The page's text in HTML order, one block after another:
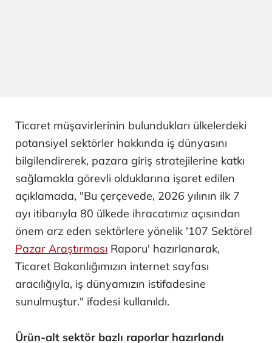
Ticaret müşavirlerinin bulundukları ülkelerdeki
potansiyel sektörler hakkında iş dünyasını
bilgilendirerek, pazara giriş stratejilerine katkı
sağlamakla görevli olduklarına işaret edilen
açıklamada, "Bu çerçevede, 2026 yılının ilk 7
ayı itibarıyla 80 ülkede ihracatımız açısından
önem arz eden sektörlere yönelik '107 Sektörel
Pazar Araştırması Raporu' hazırlanarak,
Ticaret Bakanlığımızın internet sayfası
aracılığıyla, iş dünyamızın istifadesine
sunulmuştur." ifadesi kullanıldı.
Ürün-alt sektör bazlı raporlar hazırlandı